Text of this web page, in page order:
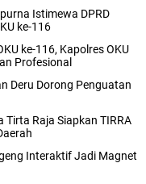
Istimewa DPRD
ke-116
ke-116, Kapolres OKU
Profesional
Deru Dorong Penguatan
Tirta Raja Siapkan TIRRA
Interaktif Jadi Magnet